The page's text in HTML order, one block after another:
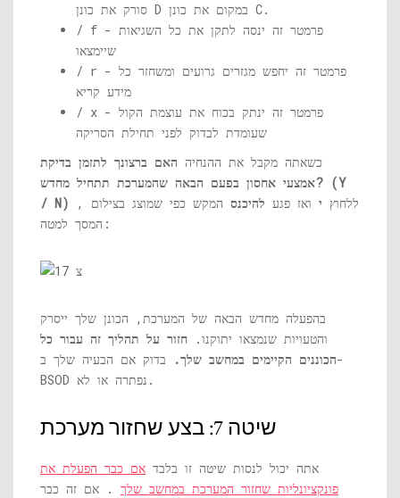
סורק את כונן D במקום את כונן C.
/ f - פרמטר זה ינסה לתקן את כל השגיאות
שיימצאו
/ r - פרמטר זה יחפש מגזרים גרועים ומשחזר כל
מידע קריא
/ x - פרמטר זה ינתק בכוח את עוצמת הקול
שעומדת לבדוק לפני תחילת הסריקה
כשאתה מקבל את ההנחיה האם ברצונך לתזמן בדיקת
אמצעי אחסון בפעם הבאה שהמערכת תתחיל מחדש? (Y
/ N)
, ללחוץ י ואז פגע להיכנס המקש כפי שמוצג בצילום
המסך למטה:
בהפעלה מחדש הבאה של המערכת, הכונן שלך ייסרק
והטעויות שנמצאו יתוקנו. חזור על תהליך זה עבור כל
הכוננים הקיימים במחשב שלך.
בדוק אם הבעיה שלך ב-
BSOD נפתרה או לא.
שיטה 7: בצע שחזור מערכת
אתה יכול לנסות שיטה זו בלבד אם כבר הפעלת את
פונקציונליות שחזור המערכת במחשב שלך . אם זה כבר